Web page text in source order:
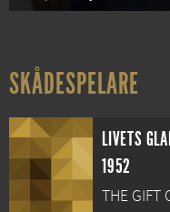
SKÅDESPELARE
LIVETS
1952
THE GIFT